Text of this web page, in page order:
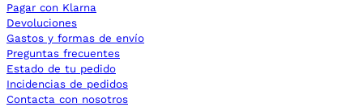
Pagar con Klarna
Devoluciones
Gastos y formas de envío
Preguntas frecuentes
Estado de tu pedido
Incidencias de pedidos
Contacta con nosotros